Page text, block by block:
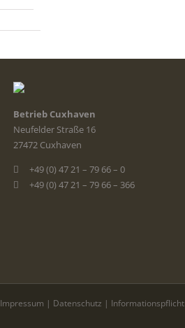
Betrieb Cuxhaven
Neufelder Straße 16
27472 Cuxhaven
+49 (0) 47 21 – 79 66 – 0
+49 (0) 47 21 – 79 66 – 366
Impressum | Datenschutz | Informationspflicht